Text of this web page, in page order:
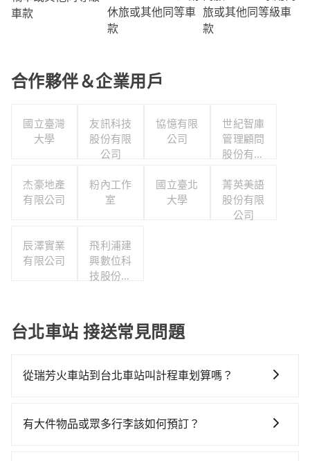
車款
休旅或其他同等車
款
旅或其他同等級車
款
合作夥伴＆企業用戶
國立臺灣
大學
友訊科技
股份有限
公司
協憶有限
公司
世紀智庫
管理顧問
股份有限
杰豪地產
有限公司
粉內工作
室
國立臺北
大學
菁英美語
股份有限
公司
辰澤實業
有限公司
飛利浦建
興數位科
技股份有
台北車站 接送常見問題
從瑞芳火車站到台北車站叫計程車划算嗎？
灣大車隊、Uber、Line Taxi、Yoxi等。依照里程跳錶計
有大件物品或眾多行李該如何預訂？